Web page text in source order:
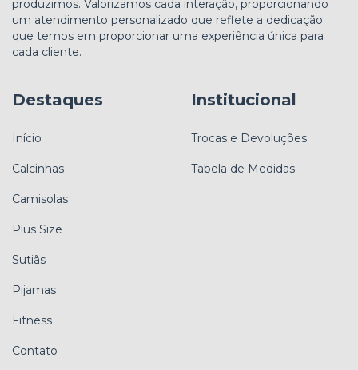
produzimos. Valorizamos cada interação, proporcionando
um atendimento personalizado que reflete a dedicação
que temos em proporcionar uma experiência única para
cada cliente.
Destaques
Início
Calcinhas
Camisolas
Plus Size
Sutiãs
Pijamas
Fitness
Contato
Institucional
Trocas e Devoluções
Tabela de Medidas